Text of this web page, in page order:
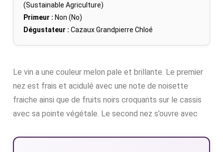
(Sustainable Agriculture)
Primeur : Non (No)
Dégustateur : Cazaux Grandpierre Chloé
Le vin a une couleur melon pale et brillante. Le premier
nez est frais et acidulé avec une note de noisette
fraiche ainsi que de fruits noirs croquants sur le cassis
avec sa pointe végétale. Le second nez s’ouvre avec